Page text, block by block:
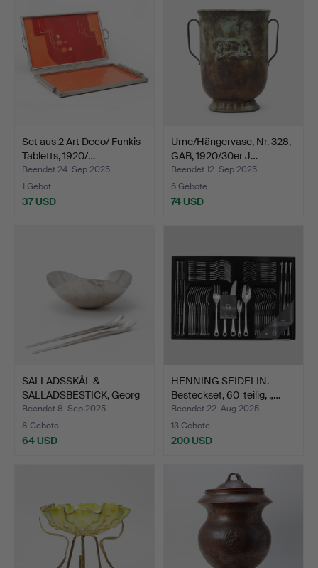
Set aus 2 Art Deco/ Funkis
Tabletts, 1920/…
Beendet 24. Sep 2025
1 Gebot
37 USD
Urne/Hängervase, Nr. 328,
GAB, 1920/30er J…
Beendet 12. Sep 2025
6 Gebote
74 USD
SALLADSSKÅL &
SALLADSBESTICK, Georg
Jensen…
Beendet 8. Sep 2025
8 Gebote
64 USD
HENNING SEIDELIN.
Besteckset, 60-teilig, „…
Beendet 22. Aug 2025
13 Gebote
200 USD